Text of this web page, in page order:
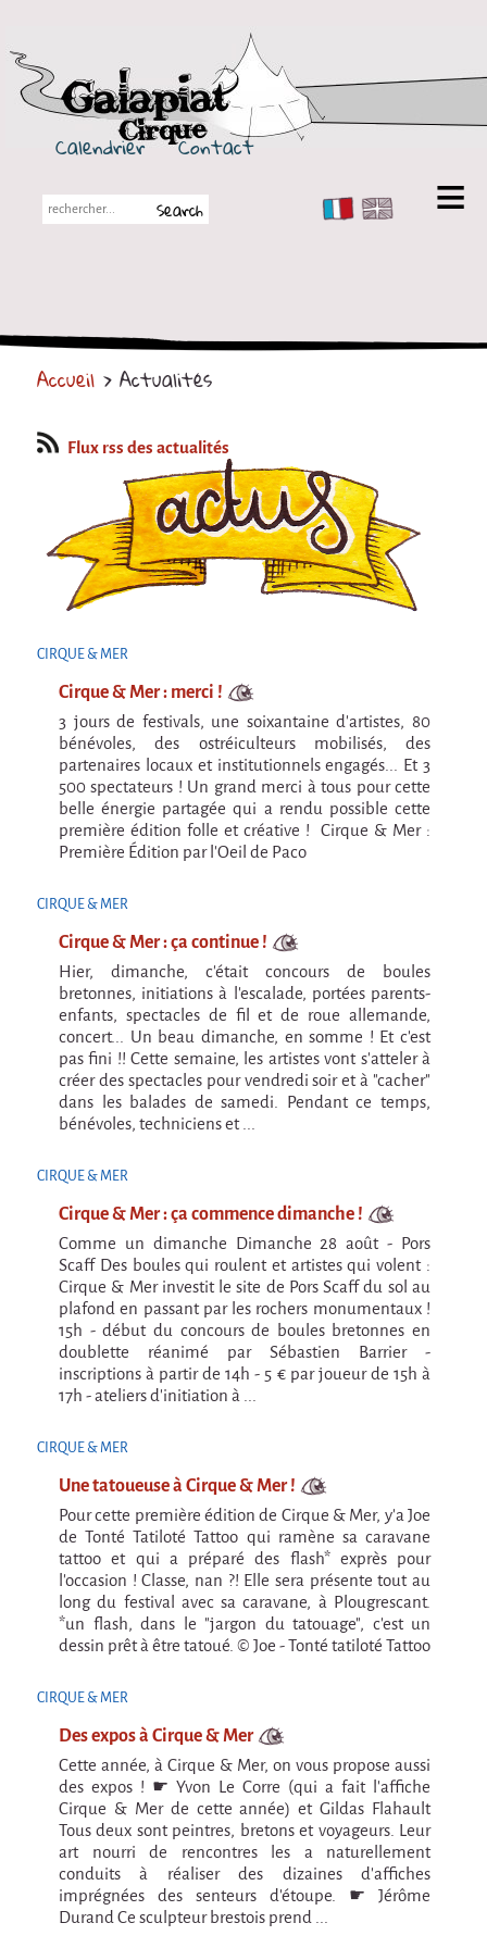
Galapiat Cirque
Calendrier
Contact
FR EN
Les Chapiteaux
Partenaires
Spectacles
Attraction Capillaire
BLANC
Courbatures
La Brise de la Pastille
L'âne & la carotte
Les maîtres du désordre
L'essaim - Projet participatif autour de la
Brise de la Pastille
Mad in Finland
Sans-culotte
Sans-Culotte
En création
Espèce d'idiot
Il va pleuvoir
Il va pleuvoir
HIKI
Mordicus (titre provisoire)
MORDICUS (titre provisoire)
En souvenir
Risque ZérO
BOI
Marathon
C'est quand qu'on va où !?
Roue de la Mort
Sur le Chemin de la Route
L'herbe tendre
La F.R.A.P.
Wagabond
Château Descartes
Parasites
En Bretagne
La démarche
Les projets contextuels
Générations Cirque
Accueil > Actualités
Flux rss des actualités
CIRQUE & MER
Cirque & Mer : merci !
3 jours de festivals, une soixantaine d'artistes, 80
bénévoles, des ostréiculteurs mobilisés, des
partenaires locaux et institutionnels engagés... Et 3
500 spectateurs ! Un grand merci à tous pour cette
belle énergie partagée qui a rendu possible cette
première édition folle et créative ! Cirque & Mer :
Première Édition par l'Oeil de Paco
CIRQUE & MER
Cirque & Mer : ça continue !
Hier, dimanche, c'était concours de boules
bretonnes, initiations à l'escalade, portées parents-
enfants, spectacles de fil et de roue allemande,
concert... Un beau dimanche, en somme ! Et c'est
pas fini !! Cette semaine, les artistes vont s'atteler à
créer des spectacles pour vendredi soir et à "cacher"
dans les balades de samedi. Pendant ce temps,
bénévoles, techniciens et ...
CIRQUE & MER
Cirque & Mer : ça commence dimanche !
Comme un dimanche Dimanche 28 août - Pors
Scaff Des boules qui roulent et artistes qui volent :
Cirque & Mer investit le site de Pors Scaff du sol au
plafond en passant par les rochers monumentaux !
15h - début du concours de boules bretonnes en
doublette réanimé par Sébastien Barrier -
inscriptions à partir de 14h - 5 € par joueur de 15h à
17h - ateliers d’initiation à ...
CIRQUE & MER
Une tatoueuse à Cirque & Mer !
Pour cette première édition de Cirque & Mer, y'a Joe
de Tonté Tatiloté Tattoo qui ramène sa caravane
tattoo et qui a préparé des flash* exprès pour
l'occasion ! Classe, nan ?! Elle sera présente tout au
long du festival avec sa caravane, à Plougrescant.
*un flash, dans le "jargon du tatouage", c'est un
dessin prêt à être tatoué. © Joe - Tonté tatiloté Tattoo
CIRQUE & MER
Des expos à Cirque & Mer
Cette année, à Cirque & Mer, on vous propose aussi
des expos ! ☛ Yvon Le Corre (qui a fait l'affiche
Cirque & Mer de cette année) et Gildas Flahault
Tous deux sont peintres, bretons et voyageurs. Leur
art nourri de rencontres les a naturellement
conduits à réaliser des dizaines d’affiches
imprégnées des senteurs d’étoupe. ☛ Jérôme
Durand Ce sculpteur brestois prend ...